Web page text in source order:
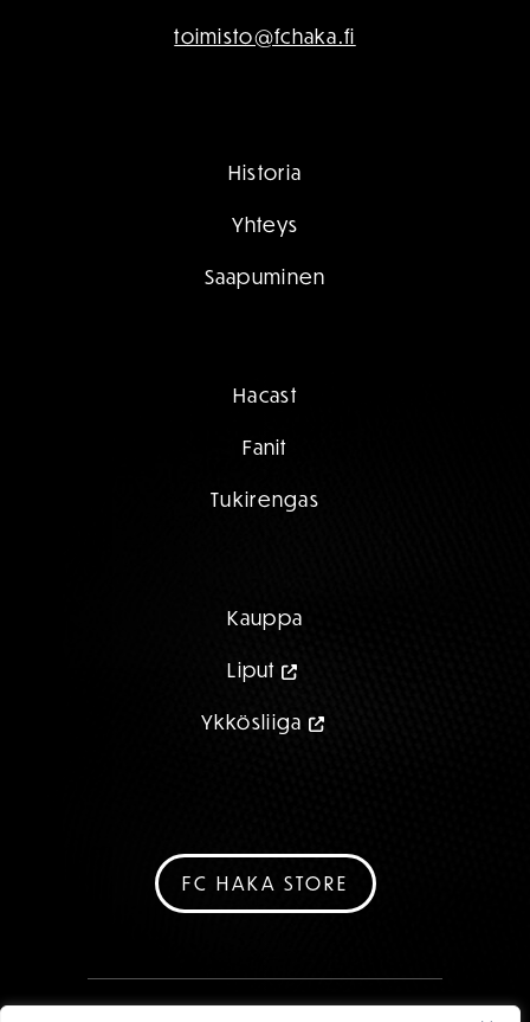
toimisto@fchaka.fi
Historia
Yhteys
Saapuminen
Hacast
Fanit
Tukirengas
Kauppa
Liput
Ykkösliiga
FC HAKA STORE